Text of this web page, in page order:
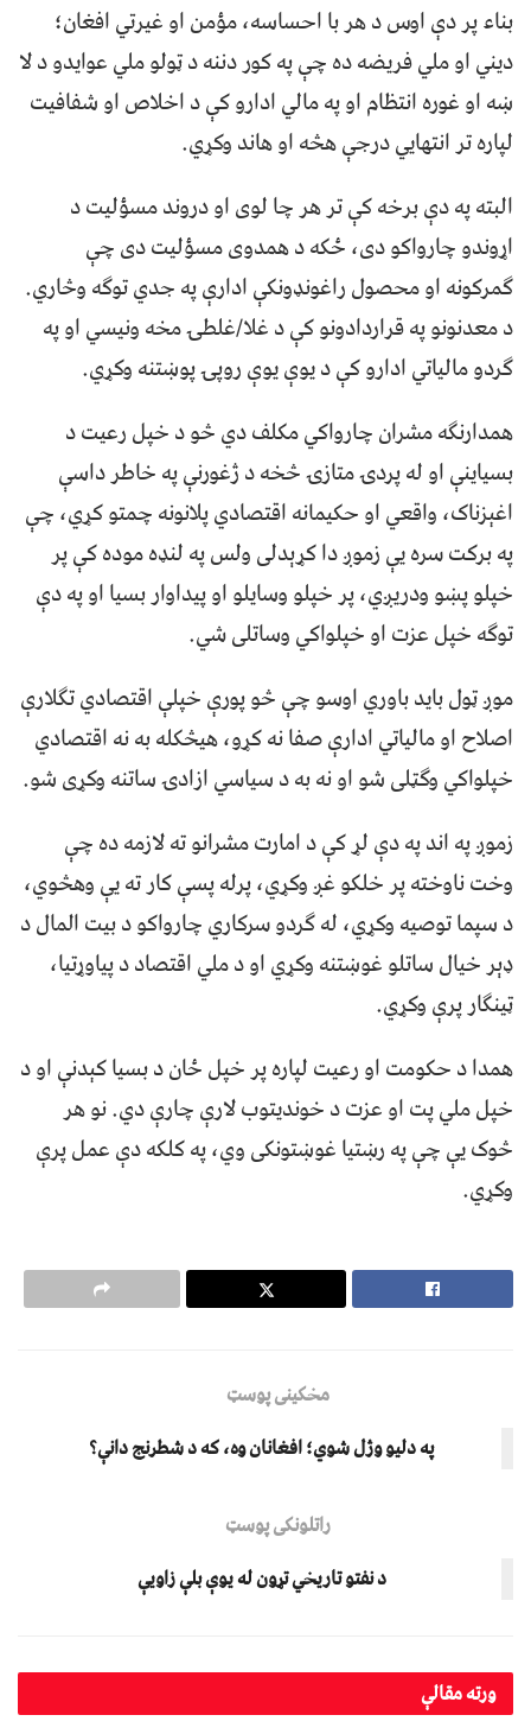
بناء پر دې اوس د هر با احساسه، مؤمن او غیرتي افغان؛
دیني او ملي فریضه ده چې په کور دننه د ټولو ملي عوایدو د لا
ښه او غوره انتظام او په مالي ادارو کې د اخلاص او شفافیت
لپاره تر انتهايي درجې هڅه او هاند وکړي.
البته په دې برخه کې تر هر چا لوی او دروند مسؤلیت د
اړوندو چارواکو دی، ځکه د همدوی مسؤلیت دی چې
ګمرکونه او محصول راغونډونکې ادارې په جدي توګه وڅاري.
د معدنونو په قراردادونو کې د غلا/غلطۍ مخه ونیسي او په
ګردو مالیاتي ادارو کې د یوې یوې روپۍ پوښتنه وکړي.
همدارنګه مشران چارواکي مکلف دي څو د خپل رعیت د
بسیاینې او له پردۍ متازۍ څخه د ژغورنې په خاطر داسې
اغېزناک، واقعي او حکیمانه اقتصادي پلانونه چمتو کړي، چې
په برکت سره یې زموږ دا کړېدلی ولس په لنډه موده کې پر
خپلو پښو ودریږي، پر خپلو وسایلو او پیداوار بسیا او په دې
توګه خپل عزت او خپلواکي وساتلی شي.
موږ ټول باید باوري اوسو چې څو پورې خپلې اقتصادي تګلارې
اصلاح او مالیاتي ادارې صفا نه کړو، هیڅکله به نه اقتصادي
خپلواکي وګټلی شو او نه به د سیاسي ازادۍ ساتنه وکړی شو.
زموږ په اند په دې لړ کې د امارت مشرانو ته لازمه ده چې
وخت ناوخته پر خلکو غږ وکړي، پرله پسې کار ته یې وهڅوي،
د سپما توصیه وکړي، له ګردو سرکاري چارواکو د بیت المال د
ډېر خیال ساتلو غوښتنه وکړي او د ملي اقتصاد د پیاوړتیا،
ټینګار پرې وکړي.
همدا د حکومت او رعیت لپاره پر خپل ځان د بسیا کېدنې او د
خپل ملي پت او عزت د خوندیتوب لارې چارې دي. نو هر
څوک یې چې په رښتیا غوښتونکی وي، په کلکه دې عمل پرې
وکړي.
مخکینی پوسټ
په دلیو وژل شوي؛ افغانان وه، که د شطرنج دانې؟
راتلونکی پوسټ
د نفتو تاريخي تړون له يوې بلې زاويې
ورتهمقالې